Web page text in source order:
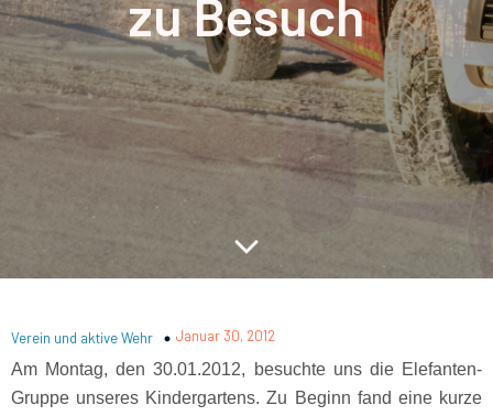
zu Besuch
Verein und aktive Wehr Januar 30, 2012
Am Montag, den 30.01.2012, besuchte uns die Elefanten-
Gruppe unseres Kindergartens. Zu Beginn fand eine kurze